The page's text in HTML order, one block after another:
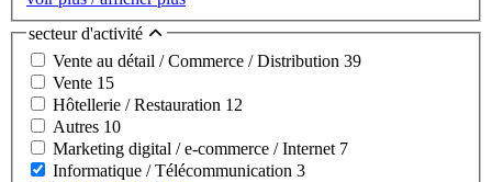
secteur d'activité
Vente au détail / Commerce / Distribution 39
Vente 15
Hôtellerie / Restauration 12
Autres 10
Marketing digital / e-commerce / Internet 7
Informatique / Télécommunication 3